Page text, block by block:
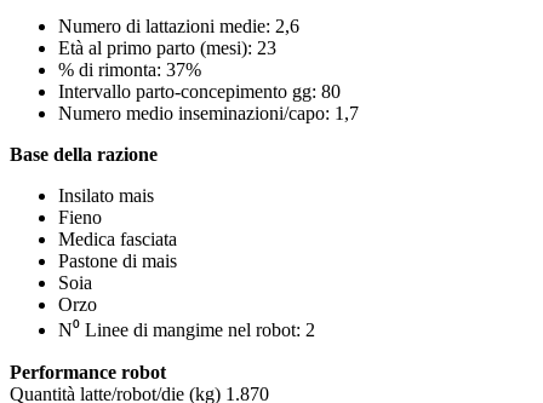
Numero di lattazioni medie: 2,6
Età al primo parto (mesi): 23
% di rimonta: 37%
Intervallo parto-concepimento gg: 80
Numero medio inseminazioni/capo: 1,7
Base della razione
Insilato mais
Fieno
Medica fasciata
Pastone di mais
Soia
Orzo
N⁰ Linee di mangime nel robot: 2
Performance robot
Quantità latte/robot/die (kg) 1.870